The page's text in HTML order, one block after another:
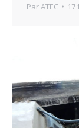
ParATEC 17